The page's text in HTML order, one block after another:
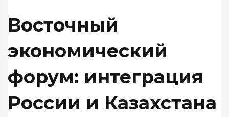
ПОДПИСКА ОНЛАЙН
Восточный
экономический
форум: интеграция
России и Казахстана